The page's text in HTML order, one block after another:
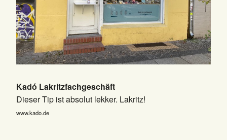
Kadó Lakritzfachgeschäft
Dieser Tip ist absolut lekker. Lakritz!
www.kado.de